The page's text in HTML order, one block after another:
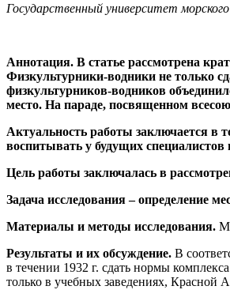
Государственный университет
Аннотация. В статье рассмотрена
Физкультурники-водники не только
физкультурников-водников
место. На параде, посвященном
Актуальность работы заключается в
воспитывать у будущих специалистов
Цель работы заключалась в
Задача исследования– определение
Материалы и методы исследования.
Результаты и их обсуждение. В
в течении 1932 г. сдать нормы
только в учебных заведениях, Красной